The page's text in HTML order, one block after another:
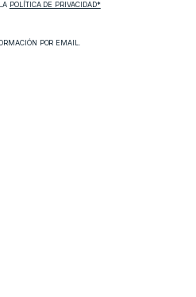
POLÍTICA DE PRIVACIDAD*
POR EMAIL.